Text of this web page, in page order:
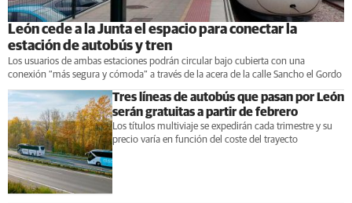
León cede a la Junta el espacio para conectar la
estación de autobús y tren
Los usuarios de ambas estaciones podrán circular bajo cubierta con una
conexión “más segura y cómoda” a través de la acera de la calle Sancho el Gordo
Tres líneas de autobús que pasan por León
serán gratuitas a partir de febrero
Los títulos multiviaje se expedirán cada trimestre y su
precio varía en función del coste del trayecto